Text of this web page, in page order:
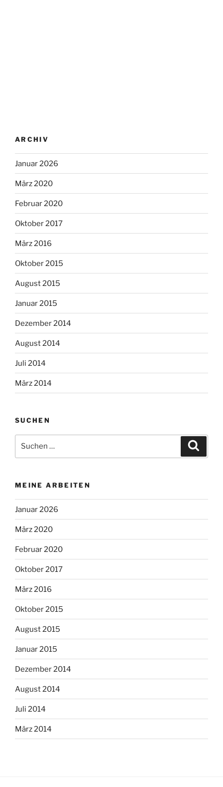
ARCHIV
Januar 2026
März 2020
Februar 2020
Oktober 2017
März 2016
Oktober 2015
August 2015
Januar 2015
Dezember 2014
August 2014
Juli 2014
März 2014
SUCHEN
nach:
MEINE ARBEITEN
Januar 2026
März 2020
Februar 2020
Oktober 2017
März 2016
Oktober 2015
August 2015
Januar 2015
Dezember 2014
August 2014
Juli 2014
März 2014